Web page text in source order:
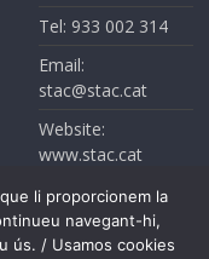
Tel: 933 002 314
Email:
stac@stac.cat
Website:
www.stac.cat
li proporcionem la
navegant-hi,
ús. / Usamos cookies